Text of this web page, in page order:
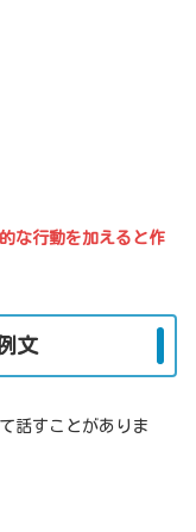
な行動を加えると作
文
話すことがありま